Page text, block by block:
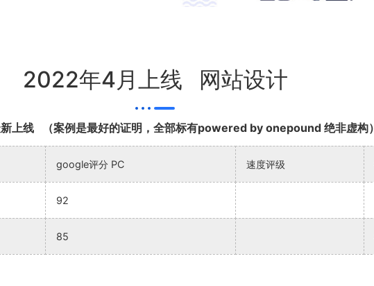
2022年4月上线 网站设计
上线 （案例是最好的证明，全部标有powered by onepound 绝非虚构）
google评分 PC 速度评级
92
85